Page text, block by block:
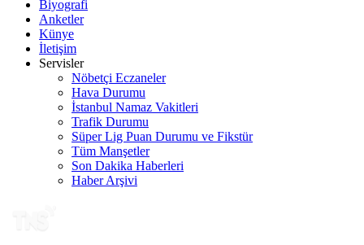
Biyografi
Anketler
Künye
İletişim
Servisler
Nöbetçi Eczaneler
Hava Durumu
İstanbul Namaz Vakitleri
Trafik Durumu
Süper Lig Puan Durumu ve Fikstür
Tüm Manşetler
Son Dakika Haberleri
Haber Arşivi